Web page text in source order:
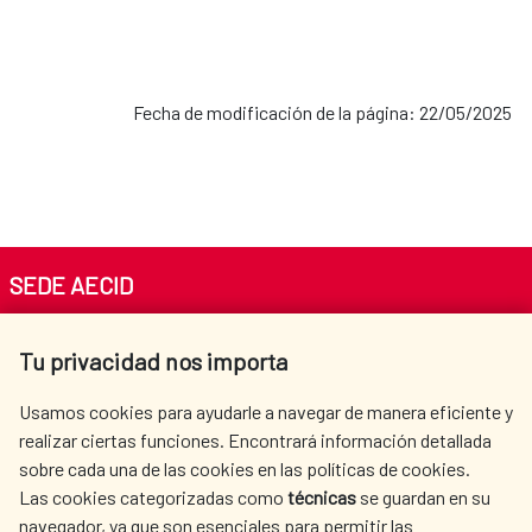
Fecha de modificación de la página: 22/05/2025
Tu privacidad nos importa
Usamos cookies para ayudarle a navegar de manera eficiente y
realizar ciertas funciones. Encontrará información detallada
sobre cada una de las cookies en las políticas de cookies.
Las cookies categorizadas como técnicas se guardan en su
navegador, ya que son esenciales para permitir las
SEDE AECID
Tel. +34 900 20 30 54​​​​​​​
AECID
WHERE DO WE COOPERATE?
SPANISH HUMANITARIAN
PRESS ROOM